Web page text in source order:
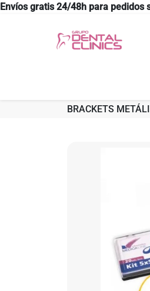
Envíos gratis 24/48h para
BRACKETS